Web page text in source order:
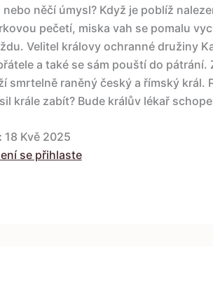
nebo něčí úmysl? Když je poblíž
pečetí, miska vah se pomalu
Velitel královy ochranné družiny
a také se sám pouští do
smrtelně raněný český a římský král.
krále zabít? Bude králův lékař
18 Kvě 2025
se přihlaste